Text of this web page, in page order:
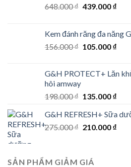
648.000₫ Original
648.000 ₫.
439.000 ₫
Kem đánh răng đa năng
156.000₫ Original
156.000 ₫.
105.000 ₫
G&H PROTECT+ Lăn
hôi amway
198.000₫ Original
was:
198.000 ₫.
135.000 ₫
is:
G&H REFRESH+ Sữa
275.000₫ Original
275.000 ₫.
210.000 ₫
SẢN PHẨM GIẢM GIÁ